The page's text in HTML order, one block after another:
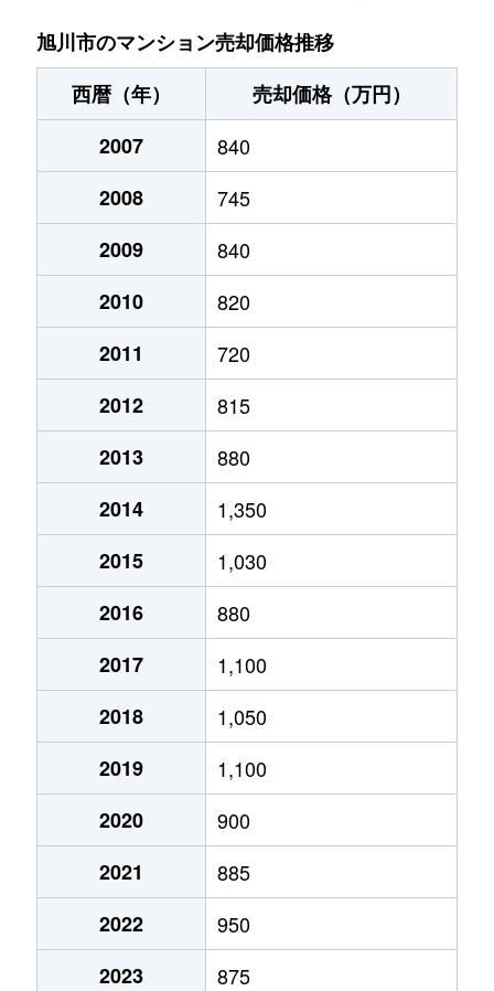
緑町
950万円 旭川
宮下通
旭川 徒歩3分
宮下通
200万円
宮下通
170万円
宮前２条
2,500万円
宮前２条
2,800万円
旭川市のマンション売却価格推移
西暦（年）
売却価格（万円）
2007
840
2008
745
2009
840
2010
820
2011
720
2012
815
2013
880
2014
1,350
2015
1,030
2016
880
2017
1,100
2018
1,050
2019
1,100
2020
900
2021
885
2022
950
2023
875